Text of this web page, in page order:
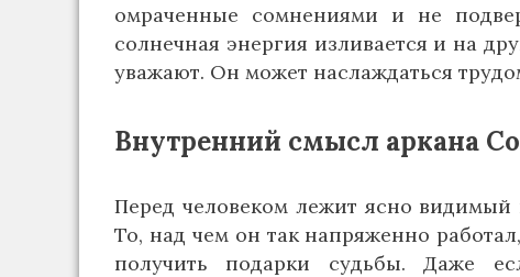
омраченные сомнениями и не
солнечная энергия изливается и на
уважают. Он может наслаждаться
Внутренний смысл аркана
Перед человеком лежит ясно видимый
То, над чем он так напряженно
получить подарки судьбы. Даже